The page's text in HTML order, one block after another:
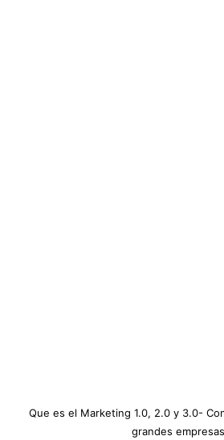
Que es el Marketing 1.0, 2.0 y 3.0-
grandes